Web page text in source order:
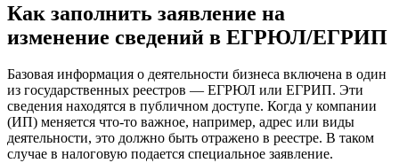
Как заполнить заявление на
изменение сведений в ЕГРЮЛ/ЕГРИП
Базовая информация о деятельности бизнеса включена в один
из государственных реестров — ЕГРЮЛ или ЕГРИП. Эти
сведения находятся в публичном доступе. Когда у компании
(ИП) меняется что-то важное, например, адрес или виды
деятельности, это должно быть отражено в реестре. В таком
случае в налоговую подается специальное заявление.